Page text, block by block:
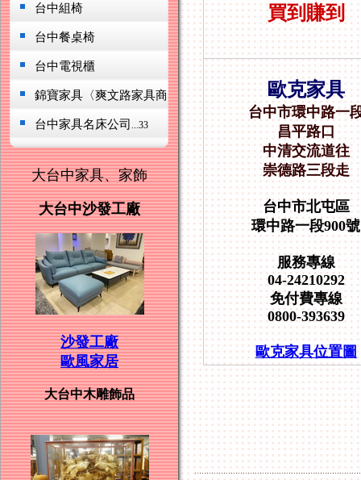
台中組椅
台中餐桌椅
台中電視櫃
錦寶家具〈爽文路家具商圈 ...230
台中家具名床公司 ...33
大台中家具、家飾
大台中沙發工廠
沙發工廠
歐風家居
大台中木雕飾品
買到賺到
歐克家具
台中市環中路一
昌平路口
中清交流道往
崇德路三段走
台中市北屯區
環中路一段900號
服務專線
04-24210292
免付費專線
0800-393639
歐克家具位置圖